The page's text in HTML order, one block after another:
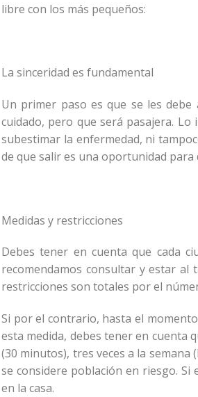
libre con los más pequeños:
La sinceridad es fundamental
Un primer paso es que se les
cuidado, pero que será pasajera.
subestimar la enfermedad, ni
de que salir es una oportunidad
Medidas y restricciones
Debes tener en cuenta que cada
recomendamos consultar y estar al
restricciones son totales por el
Si por el contrario, hasta el
esta medida, debes tener en cuenta
(30 minutos), tres veces a la
se considere población en riesgo.
en la casa.